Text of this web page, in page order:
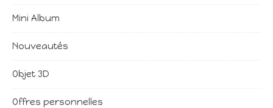
Mini Album
Nouveautés
Objet 3D
Offres personnelles